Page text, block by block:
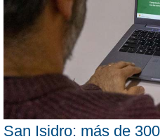
San Isidro: más de